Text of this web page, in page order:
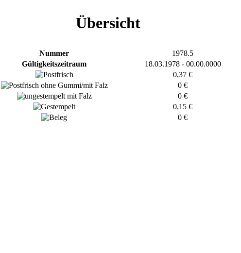
Übersicht
Nummer
1978.5
Gültigkeitszeitraum
18.03.1978 - 00.00.0000
0,37 €
0 €
0 €
0,15 €
0 €